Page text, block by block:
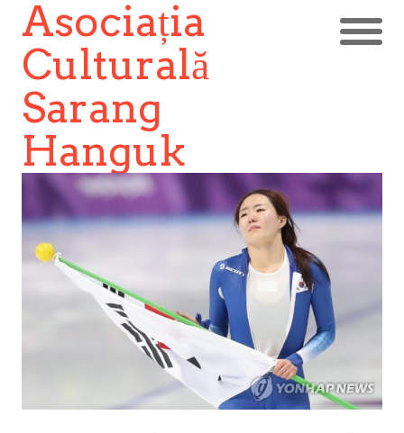
Asociația
Culturală
Sarang
Hanguk